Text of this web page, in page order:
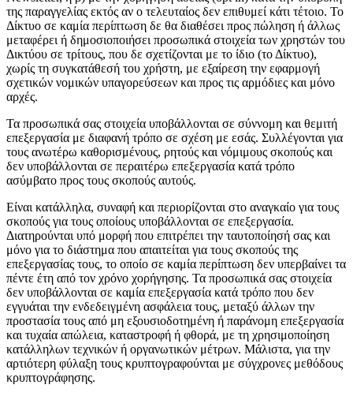
της παραγγελίας εκτός αν ο τελευταίος δεν επιθυμεί κάτι τέτοιο. Το
Δίκτυο σε καμία περίπτωση δε θα διαθέσει προς πώληση ή άλλως
μεταφέρει ή δημοσιοποιήσει προσωπικά στοιχεία των χρηστών του
Δικτύου σε τρίτους, που δε σχετίζονται με το ίδιο (το Δίκτυο),
χωρίς τη συγκατάθεσή του χρήστη, με εξαίρεση την εφαρμογή
σχετικών νομικών υπαγορεύσεων και προς τις αρμόδιες και μόνο
αρχές.
Τα προσωπικά σας στοιχεία υποβάλλονται σε σύννομη και θεμιτή
επεξεργασία με διαφανή τρόπο σε σχέση με εσάς. Συλλέγονται για
τους ανωτέρω καθορισμένους, ρητούς και νόμιμους σκοπούς και
δεν υποβάλλονται σε περαιτέρω επεξεργασία κατά τρόπο
ασύμβατο προς τους σκοπούς αυτούς.
Είναι κατάλληλα, συναφή και περιορίζονται στο αναγκαίο για τους
σκοπούς για τους οποίους υποβάλλονται σε επεξεργασία.
Διατηρούνται υπό μορφή που επιτρέπει την ταυτοποίησή σας και
μόνο για το διάστημα που απαιτείται για τους σκοπούς της
επεξεργασίας τους, το οποίο σε καμία περίπτωση δεν υπερβαίνει τα
πέντε έτη από τον χρόνο χορήγησης. Τα προσωπικά σας στοιχεία
δεν υποβάλλονται σε καμία επεξεργασία κατά τρόπο που δεν
εγγυάται την ενδεδειγμένη ασφάλεια τους, μεταξύ άλλων την
προστασία τους από μη εξουσιοδοτημένη ή παράνομη επεξεργασία
και τυχαία απώλεια, καταστροφή ή φθορά, με τη χρησιμοποίηση
κατάλληλων τεχνικών ή οργανωτικών μέτρων. Μάλιστα, για την
αρτιότερη φύλαξη τους κρυπτογραφούνται με σύγχρονες μεθόδους
κρυπτογράφησης.